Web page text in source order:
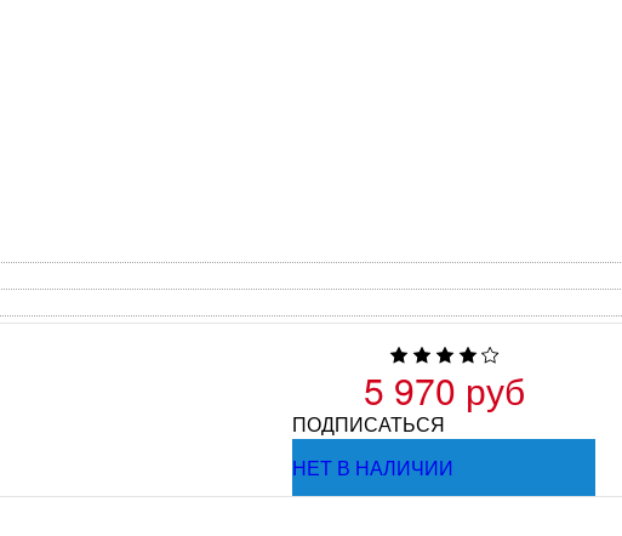
5 970 руб
ПОДПИСАТЬСЯ
НЕТ В НАЛИЧИИ